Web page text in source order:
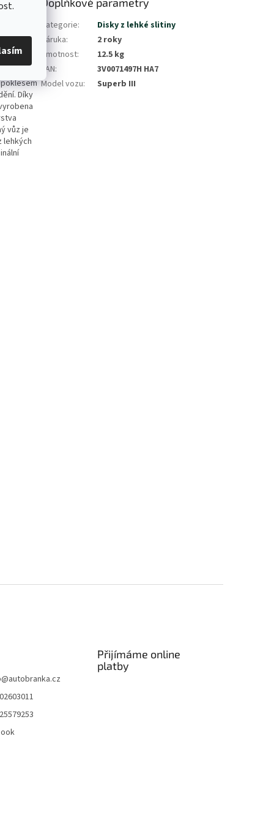
Díky
vůz je
lehkých
Kategorie:
Disky z lehké slitiny
Záruka:
2 roky
Hmotnost:
12.5 kg
EAN:
3V0071497H HA7
Model vozu: Superb III
@autobranka.cz
Přijímáme online
platby